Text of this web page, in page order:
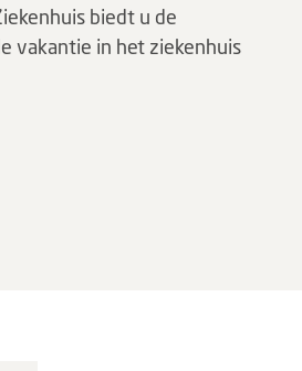
biedt u de
vakantie in het ziekenhuis